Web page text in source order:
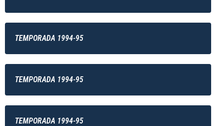
TEMPORADA 1994-95
TEMPORADA 1994-95
TEMPORADA 1994-95